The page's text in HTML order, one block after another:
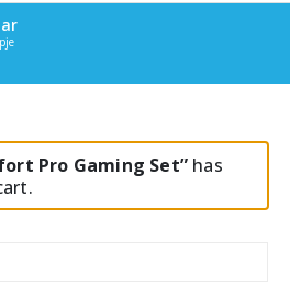
Pro Gaming Set” has